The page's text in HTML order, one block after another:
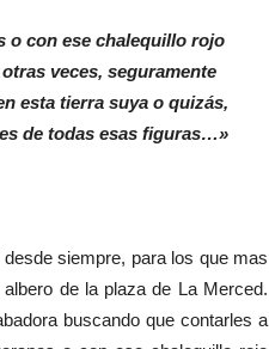
o con ese chalequillo rojo
veces, seguramente
esta tierra suya o quizás,
de todas esas figuras…»
siempre, para los que mas
de la plaza de La Merced.
buscando que contarles a